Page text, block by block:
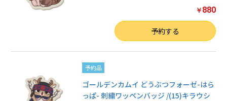
￥ 880
予約する
予約品
ゴールデンカムイ どうぶつフォーゼ-はら
っぱ- 刺繍ワッペンバッジ /(15)キラウシ